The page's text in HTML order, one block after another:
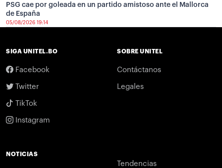
PSG cae por goleada en un partido amistoso ante el Mallorca
de España
05/08/2026 19:14
SIGA UNITEL.BO
Facebook
Twitter
TikTok
Instagram
SOBRE UNITEL
Contáctanos
Legales
NOTICIAS
Tendencias